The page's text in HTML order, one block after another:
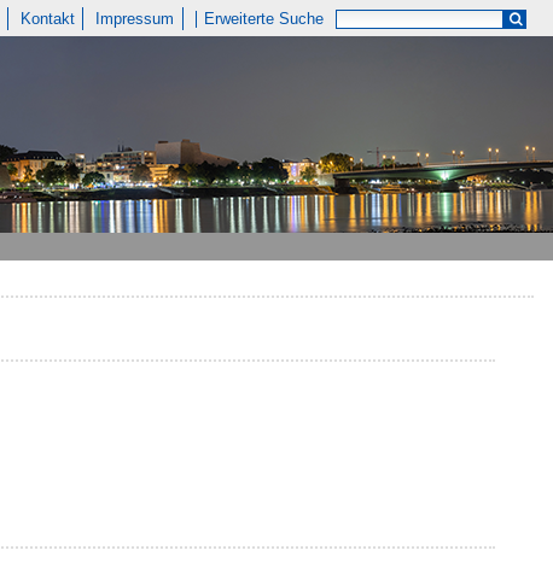
Kontakt Impressum Erweiterte Suche